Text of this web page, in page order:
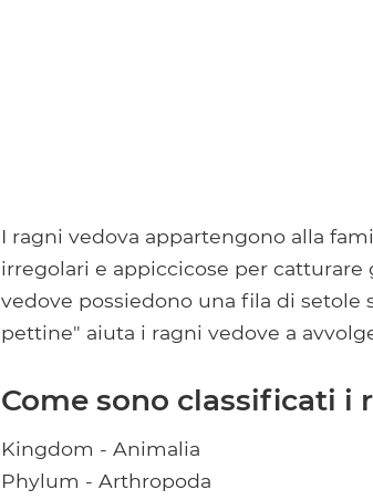
I ragni vedova appartengono alla
irregolari e appiccicose per
vedove possiedono una fila di setole
pettine" aiuta i ragni vedove a
Come sono classificati i
Kingdom - Animalia
Phylum - Arthropoda